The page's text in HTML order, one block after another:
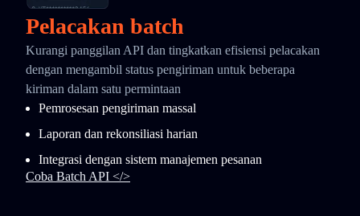
Pelacakan batch
Kurangi panggilan API dan tingkatkan efisiensi pelacakan
dengan mengambil status pengiriman untuk beberapa
kiriman dalam satu permintaan
Pemrosesan pengiriman massal
Laporan dan rekonsiliasi harian
Integrasi dengan sistem manajemen pesanan
Coba Batch API </>